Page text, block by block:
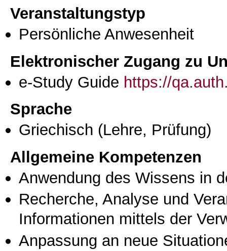
Veranstaltungstyp
Persönliche Anwesenheit
Elektronischer Zugang zu
e-Study Guide https://
Sprache
Griechisch (Lehre, Prüfung)
Allgemeine Kompetenzen
Anwendung des Wissens in
Recherche, Analyse und
Informationen mittels der
Anpassung an neue